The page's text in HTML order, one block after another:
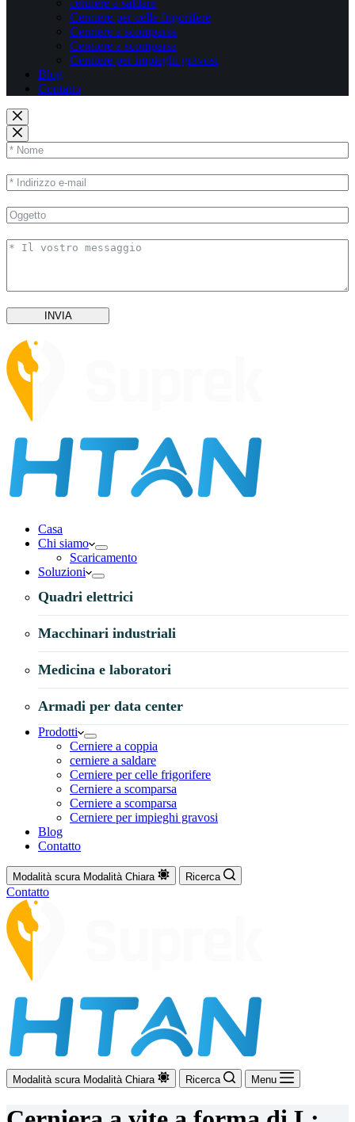
cerniere a saldare
Cerniere per celle frigorifere
Cerniere a scomparsa
Cerniere a scomparsa
Cerniere per impieghi gravosi
Blog
Contatto
INVIA
Casa
Chi siamo
Scaricamento
Soluzioni
Quadri elettrici
Macchinari industriali
Medicina e laboratori
Armadi per data center
Prodotti
Cerniere a coppia
cerniere a saldare
Cerniere per celle frigorifere
Cerniere a scomparsa
Cerniere a scomparsa
Cerniere per impieghi gravosi
Blog
Contatto
Modalità scura Modalità Chiara Ricerca
Contatto
Modalità scura Modalità Chiara Ricerca Menu